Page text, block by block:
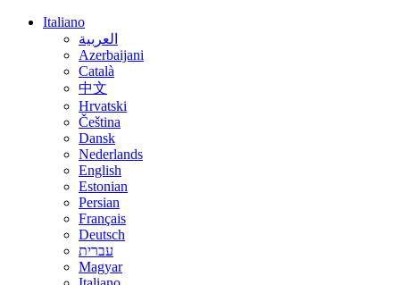
Italiano
العربية
Azerbaijani
Català
中文
Hrvatski
Čeština
Dansk
Nederlands
English
Estonian
Persian
Français
Deutsch
עברית
Magyar